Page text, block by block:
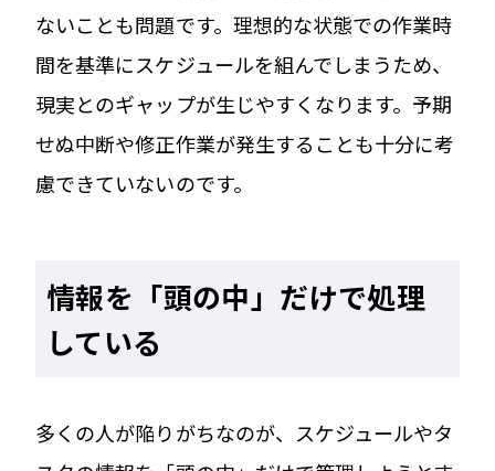
ないことも問題です。理想的な状態での作業時
間を基準にスケジュールを組んでしまうため、
現実とのギャップが生じやすくなります。予期
せぬ中断や修正作業が発生することも十分に考
慮できていないのです。
情報を「頭の中」だけで処理
している
多くの人が陥りがちなのが、スケジュールやタ